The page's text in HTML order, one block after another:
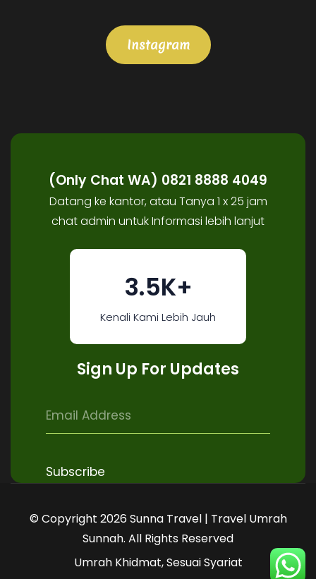
Instagram
(Only Chat WA) 0821 8888 4049
Datang ke kantor, atau Tanya 1 x 25 jam
chat admin untuk Informasi lebih lanjut
3.5K+
Kenali Kami Lebih Jauh
Sign Up For Updates
© Copyright 2026 Sunna Travel | Travel Umrah
Sunnah. All Rights Reserved
Umrah Khidmat, Sesuai Syariat